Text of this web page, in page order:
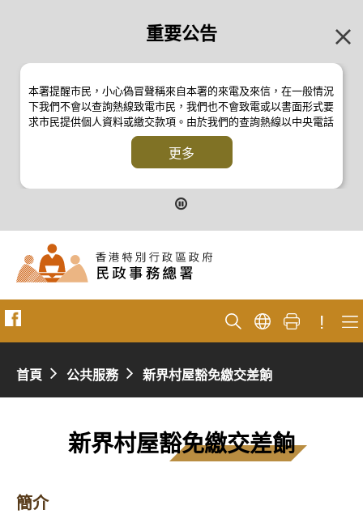
重要公告
本署提醒市民，小心偽冒聲稱來自本署的來電及來信，在一般情況
下我們不會以查詢熱線致電市民，我們也不會致電或以書面形式要
求市民提供個人資料或繳交款項。由於我們的查詢熱線以中央電話
系統操作，本署的來電不會顯示電話號碼 2835 2500 。如有疑
問，應與本署職員核實或向警方反詐騙協調中心
詢熱線 18222 查詢。詳情請瀏覽以下新聞公報：
二零一九年七月二十六日的新聞公報
二零一七年四月二十八日的新聞公報
二零一七年四月五日的新聞公報
更多
!
首頁 公共服務 新界村屋豁免繳交差餉
新界村屋豁免繳交差餉
簡介